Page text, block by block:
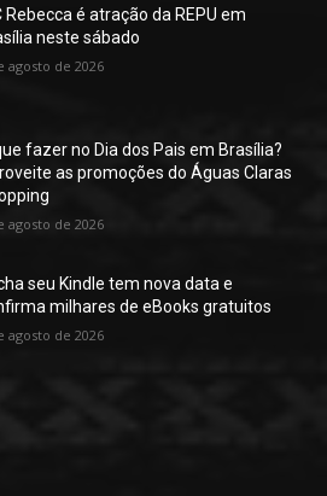
Rebecca é atração da REPU em
neste sábado
agosto de 2026
fazer no Dia dos Pais em Brasília?
as promoções do Águas Claras
agosto de 2026
seu Kindle tem nova data e
milhares de eBooks gratuitos
agosto de 2026